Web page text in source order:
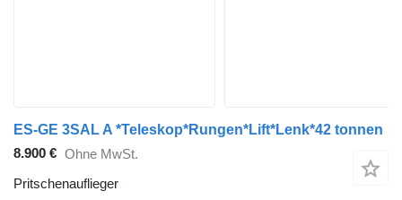
ES-GE 3SAL A *Teleskop*Rungen*Lift*Lenk*42 tonnen
8.900 € Ohne MwSt.
Pritschenauflieger